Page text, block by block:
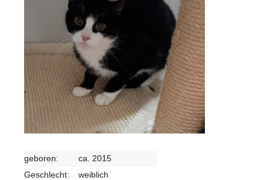
geboren:
ca. 2015
Geschlecht:
weiblich